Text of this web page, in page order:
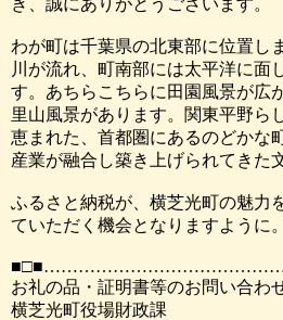
き、誠にありがとうございます。
わが町は千葉県の北東部に位置し
川が流れ、町南部には太平洋に面
す。あちらこちらに田園風景が広
里山風景があります。関東平野ら
恵まれた、首都圏にあるのどかな
産業が融合し築き上げられてきた
ふるさと納税が、横芝光町の魅力
ていただく機会となりますように。
お礼の品・証明書等のお問い合わ
横芝光町役場財政課